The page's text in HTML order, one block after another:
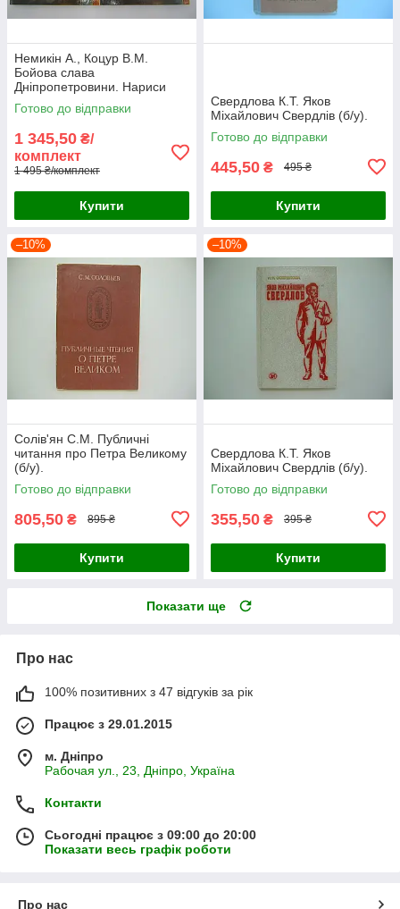
Немикін А., Коцур В.М.
Бойова слава
Дніпропетровини. Нариси
про Героях Радянського
Союзу (б/у).
Готово до відправки
1 345,50 ₴/
комплект
1 495 ₴/комплект
Купити
Свердлова К.Т. Яков
Міхайлович Свердлів (б/у).
Готово до відправки
445,50 ₴ 495 ₴
Купити
–10%
Солів'ян С.М. Публичні
читання про Петра Великому
(б/у).
Готово до відправки
805,50 ₴ 895 ₴
Купити
–10%
Свердлова К.Т. Яков
Міхайлович Свердлів (б/у).
Готово до відправки
355,50 ₴ 395 ₴
Купити
Показати ще
Про нас
100% позитивних з 47 відгуків за рік
Працює з 29.01.2015
м. Дніпро
Рабочая ул., 23, Дніпро, Україна
Контакти
Сьогодні працює з 09:00 до 20:00
Показати весь графік роботи
Про нас